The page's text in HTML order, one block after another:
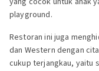
playground.
Restoran ini juga
dan Western dengan
cukup terjangkau, yaitu